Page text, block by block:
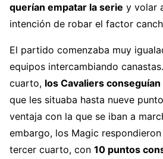
querían empatar la serie y volar
intención de robar el factor
El partido comenzaba muy
equipos intercambiando
cuarto, los Cavaliers conseguían
que les situaba hasta nueve
ventaja con la que se iban a
embargo, los Magic
tercer cuarto, con 10 puntos